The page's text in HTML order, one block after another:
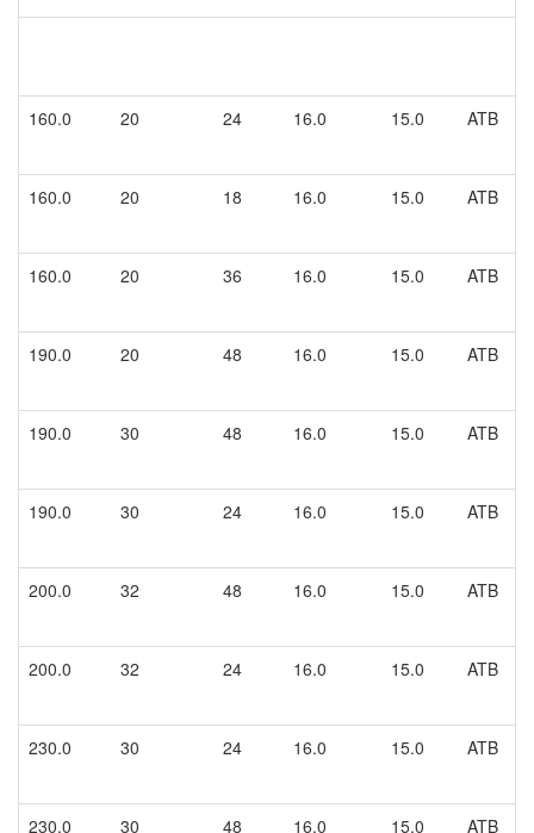
160.0 20 24 16.0 15.0 ATB
160.0 20 18 16.0 15.0 ATB
160.0 20 36 16.0 15.0 ATB
190.0 20 48 16.0 15.0 ATB
190.0 30 48 16.0 15.0 ATB
190.0 30 24 16.0 15.0 ATB
200.0 32 48 16.0 15.0 ATB
200.0 32 24 16.0 15.0 ATB
230.0 30 24 16.0 15.0 ATB
230.0 30 48 16.0 15.0 ATB